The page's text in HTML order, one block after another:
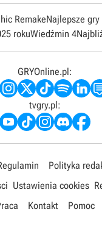
RemakeNajlepsze gry
rokuWiedźmin 4
GRYOnline.pl:
tvgry.pl:
Polityka
Ustawienia cookies
Kontakt Pomoc